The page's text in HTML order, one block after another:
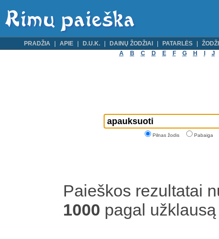
PRADŽIA APIE D.U.K. DAINŲ ŽODŽIAI PATARLĖS
A
B C D E F G H J
Pilnas žodis Pabaiga
Paieškos rezultatai
1000 pagal